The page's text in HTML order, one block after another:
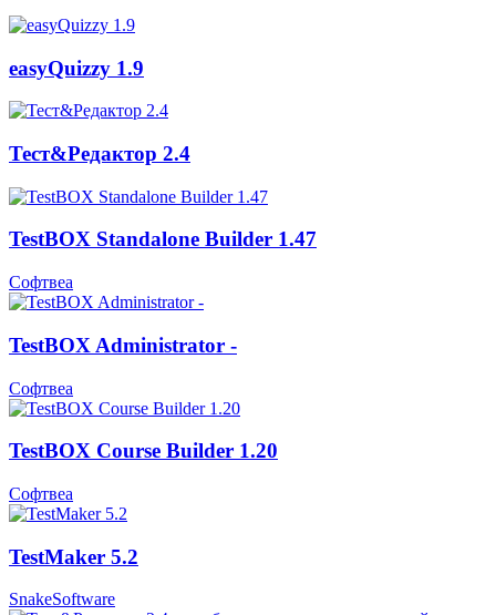
easyQuizzy 1.9
Тест&Редактор 2.4
TestBOX Standalone Builder 1.47
Софтвеа
TestBOX Administrator -
Софтвеа
TestBOX Course Builder 1.20
Софтвеа
TestMaker 5.2
SnakeSoftware